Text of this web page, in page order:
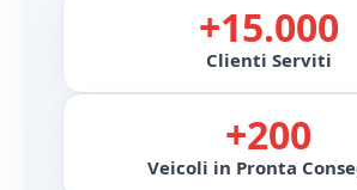
+15.000
Clienti Serviti
+200
Veicoli in Pronta